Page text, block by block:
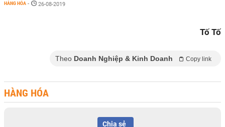
HÀNG HÓA - 26-08-2019
Tố Tố
Theo Doanh Nghiệp & Kinh Doanh Copy link
HÀNG HÓA
Chia sẻ